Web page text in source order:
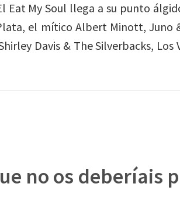
Eat My Soul llega a su punto
el mítico Albert Minott, Juno
Davis & The Silverbacks,
no os deberíais